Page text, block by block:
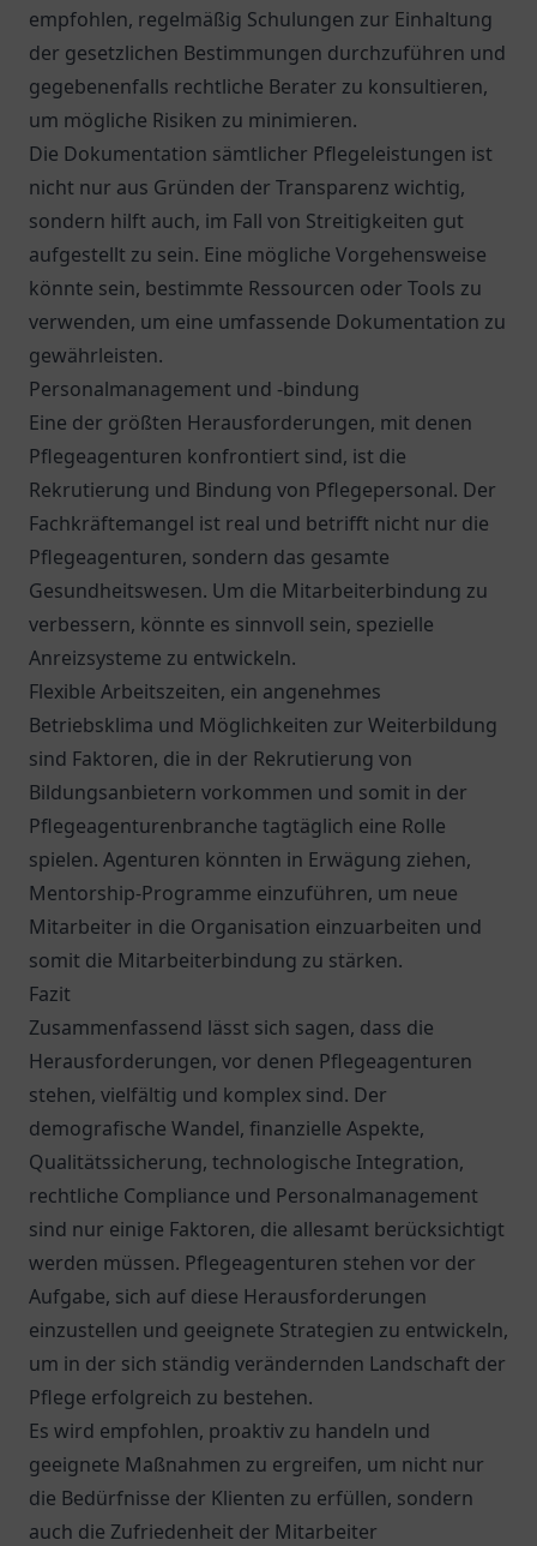
empfohlen, regelmäßig Schulungen zur Einhaltung
der gesetzlichen Bestimmungen durchzuführen und
gegebenenfalls rechtliche Berater zu konsultieren,
um mögliche Risiken zu minimieren.
Die Dokumentation sämtlicher Pflegeleistungen ist
nicht nur aus Gründen der Transparenz wichtig,
sondern hilft auch, im Fall von Streitigkeiten gut
aufgestellt zu sein. Eine mögliche Vorgehensweise
könnte sein, bestimmte Ressourcen oder Tools zu
verwenden, um eine umfassende Dokumentation zu
gewährleisten.
Personalmanagement und -bindung
Eine der größten Herausforderungen, mit denen
Pflegeagenturen konfrontiert sind, ist die
Rekrutierung und Bindung von Pflegepersonal. Der
Fachkräftemangel ist real und betrifft nicht nur die
Pflegeagenturen, sondern das gesamte
Gesundheitswesen. Um die Mitarbeiterbindung zu
verbessern, könnte es sinnvoll sein, spezielle
Anreizsysteme zu entwickeln.
Flexible Arbeitszeiten, ein angenehmes
Betriebsklima und Möglichkeiten zur Weiterbildung
sind Faktoren, die in der Rekrutierung von
Bildungsanbietern vorkommen und somit in der
Pflegeagenturenbranche tagtäglich eine Rolle
spielen. Agenturen könnten in Erwägung ziehen,
Mentorship-Programme einzuführen, um neue
Mitarbeiter in die Organisation einzuarbeiten und
somit die Mitarbeiterbindung zu stärken.
Fazit
Zusammenfassend lässt sich sagen, dass die
Herausforderungen, vor denen Pflegeagenturen
stehen, vielfältig und komplex sind. Der
demografische Wandel, finanzielle Aspekte,
Qualitätssicherung, technologische Integration,
rechtliche Compliance und Personalmanagement
sind nur einige Faktoren, die allesamt berücksichtigt
werden müssen. Pflegeagenturen stehen vor der
Aufgabe, sich auf diese Herausforderungen
einzustellen und geeignete Strategien zu entwickeln,
um in der sich ständig verändernden Landschaft der
Pflege erfolgreich zu bestehen.
Es wird empfohlen, proaktiv zu handeln und
geeignete Maßnahmen zu ergreifen, um nicht nur
die Bedürfnisse der Klienten zu erfüllen, sondern
auch die Zufriedenheit der Mitarbeiter